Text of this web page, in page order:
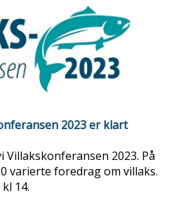
2023 er klart
Villakskonferansen 2023. På
varierte foredrag om villaks.
14.